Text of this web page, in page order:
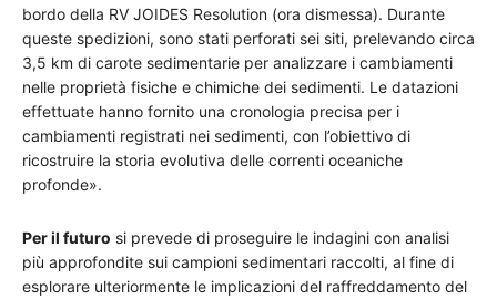
bordo della RV JOIDES Resolution (ora dismessa). Durante
queste spedizioni, sono stati perforati sei siti, prelevando circa
3,5 km di carote sedimentarie per analizzare i cambiamenti
nelle proprietà fisiche e chimiche dei sedimenti. Le datazioni
effettuate hanno fornito una cronologia precisa per i
cambiamenti registrati nei sedimenti, con l’obiettivo di
ricostruire la storia evolutiva delle correnti oceaniche
profonde».
Per il futuro si prevede di proseguire le indagini con analisi
più approfondite sui campioni sedimentari raccolti, al fine di
esplorare ulteriormente le implicazioni del raffreddamento del